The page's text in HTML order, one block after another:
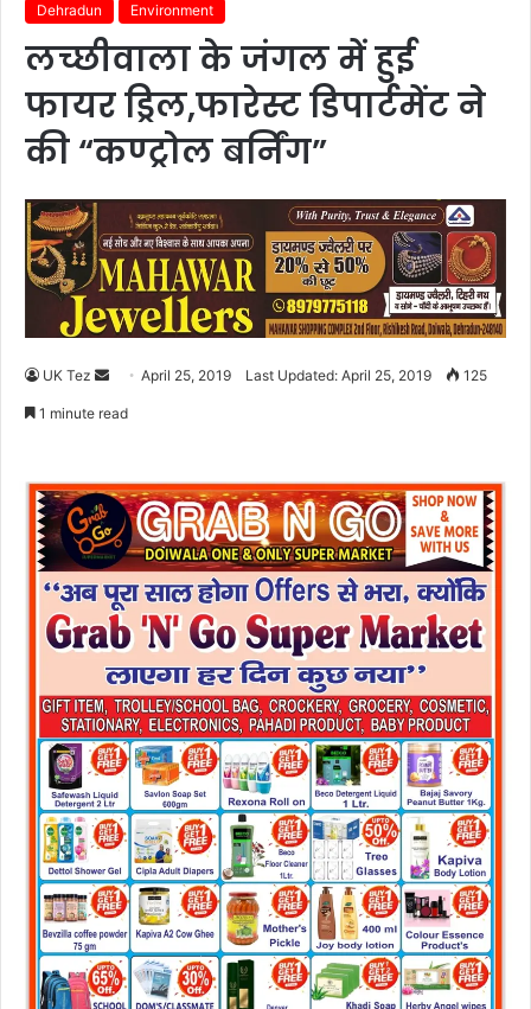
Dehradun Environment
लच्छीवाला के जंगल में हुई
फायर ड्रिल,फारेस्ट डिपार्टमेंट ने
की “कण्ट्रोल बर्निंग”
UK Tez
a
e
m
a
i
April 25, 2019 Last Updated: April 25, 2019 125
1 minute read